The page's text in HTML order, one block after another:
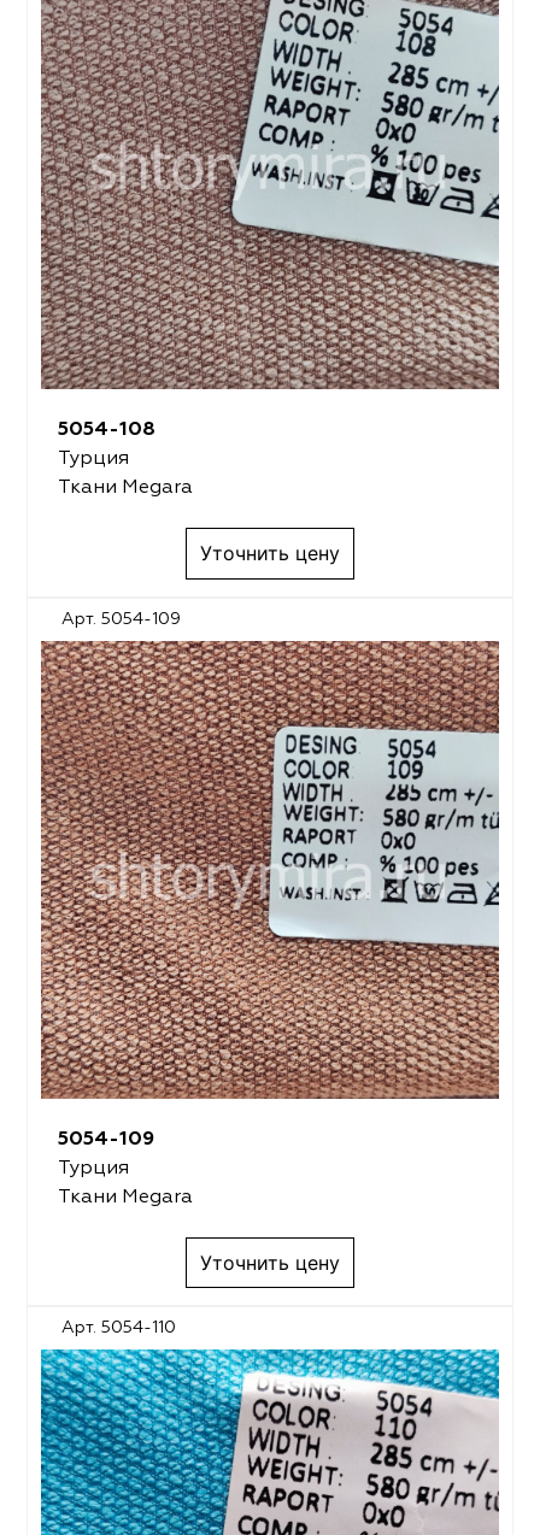
5054-108
Турция
Ткани Megara
Уточнить цену
Арт. 5054-109
5054-109
Турция
Ткани Megara
Уточнить цену
Арт. 5054-110